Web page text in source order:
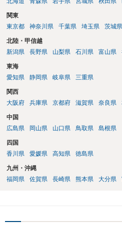
関東
東京都
神奈川県 千葉県 埼玉県 茨城県
北陸・甲信越
新潟県
長野県 山梨県 石川県 富山県
東海
愛知県
静岡県 岐阜県 三重県
関西
大阪府
兵庫県 京都府 滋賀県 奈良県
中国
広島県
岡山県 山口県 鳥取県 島根県
四国
香川県
愛媛県 高知県 徳島県
九州・沖縄
福岡県
佐賀県 長崎県 熊本県 大分県